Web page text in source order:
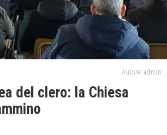
Autore: admin
del clero: la Chiesa